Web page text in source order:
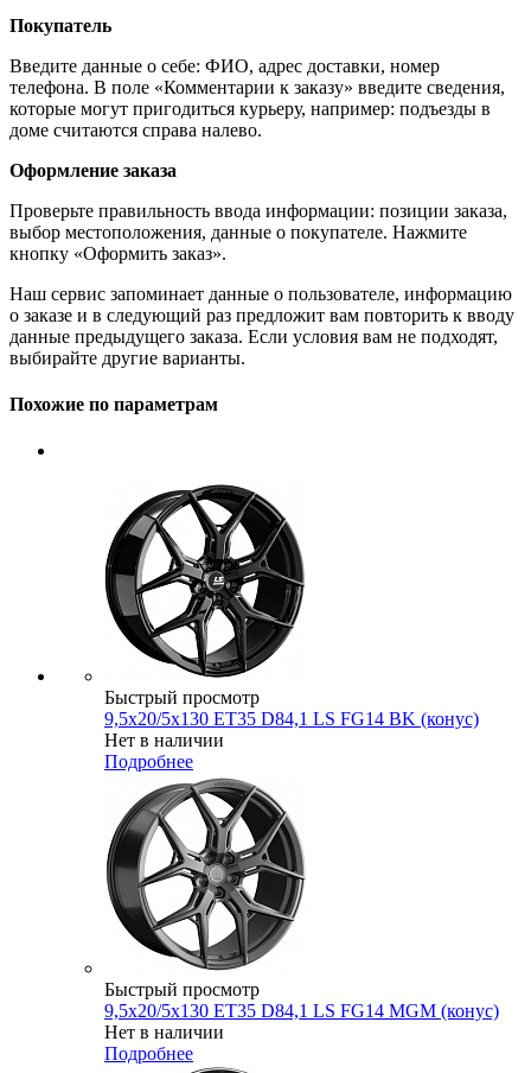
Покупатель
Введите данные о себе: ФИО, адрес доставки, номер
телефона. В поле «Комментарии к заказу» введите сведения,
которые могут пригодиться курьеру, например: подъезды в
доме считаются справа налево.
Оформление заказа
Проверьте правильность ввода информации: позиции заказа,
выбор местоположения, данные о покупателе. Нажмите
кнопку «Оформить заказ».
Наш сервис запоминает данные о пользователе, информацию
о заказе и в следующий раз предложит вам повторить к вводу
данные предыдущего заказа. Если условия вам не подходят,
выбирайте другие варианты.
Похожие по параметрам
Быстрый просмотр
9,5x20/5x130 ET35 D84,1 LS FG14 BK (конус)
Нет в наличии
Подробнее
Быстрый просмотр
9,5x20/5x130 ET35 D84,1 LS FG14 MGM (конус)
Нет в наличии
Подробнее